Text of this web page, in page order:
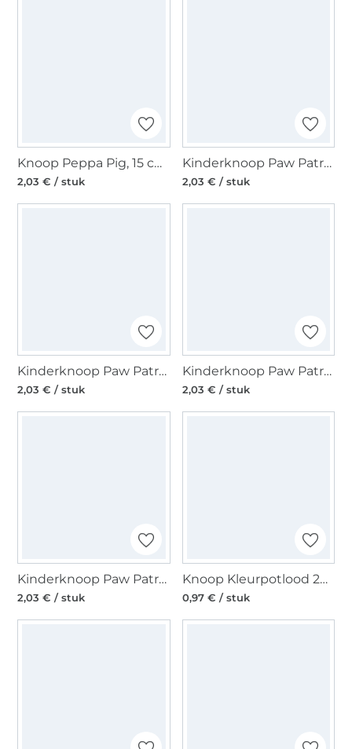
Knoop Peppa Pig, 15 cm, rood
2,03 € / stuk
Kinderknoop Paw Patrol Rubble 15 mm, geel
2,03 € / stuk
Kinderknoop Paw Patrol Marshall 15 mm, rood
2,03 € / stuk
Kinderknoop Paw Patrol Chase 15 mm, blauw
2,03 € / stuk
Kinderknoop Paw Patrol Everest 15 mm, violet
2,03 € / stuk
Knoop Kleurpotlood 20 mm, roze
0,97 € / stuk